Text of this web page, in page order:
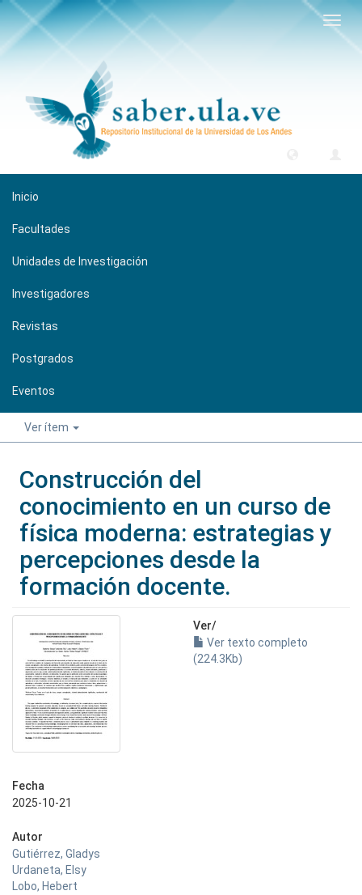
Inicio
Facultades
Unidades de Investigación
Investigadores
Revistas
Postgrados
Eventos
Ver ítem
Construcción del
conocimiento en un curso de
física moderna: estrategias y
percepciones desde la
formación docente.
Ver/
Ver texto completo
(224.3Kb)
Fecha
2025-10-21
Autor
Gutiérrez, Gladys
Urdaneta, Elsy
Lobo, Hebert